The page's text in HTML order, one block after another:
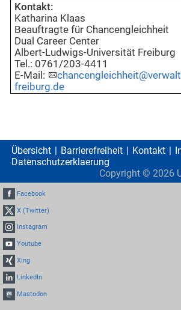
Kontakt:
Katharina Klaas
Beauftragte für Chancengleichheit
Dual Career Center
Albert-Ludwigs-Universität Freiburg
Tel.: 0761/203-4411
E-Mail:
freiburg.de
Übersicht Barrierefreiheit Kontakt
Datenschutzerklaerung
Copyright © 2026
Facebook
X (Twitter)
Instagram
Youtube
Xing
LinkedIn
Mastodon